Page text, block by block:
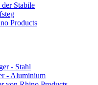
Stabile
Products
- Stahl
- Aluminium